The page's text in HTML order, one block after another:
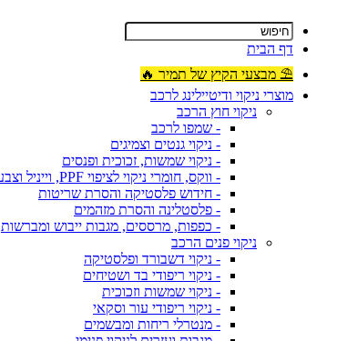
דף הבית
⛱ מבצעי הקיץ של תמיר 🔥
מוצרי ניקוי ודיטיילינג לרכב
ניקוי חוץ הרכב
- שמפו לרכב
- ניקוי גנטים וצמיגים
- ניקוי שמשות, זכוכית ופנסים
- ווקס, חומרי ניקוי לציפוי PPF, וייניל וצבע מט
- חידוש פלסטיקה והסרת שריטות
- פלסטלינה והסרת מזהמים
- כפפות, מרססים, מגבות ייבוש ומברשות
ניקוי פנים הרכב
- ניקוי דשבורד ופלסטיקה
- ניקוי ריפודי בד ושטיחים
- ניקוי שמשות וזכוכית
- ניקוי ריפודי עור וסקאי
- מנטרלי ריחות ומבשמים